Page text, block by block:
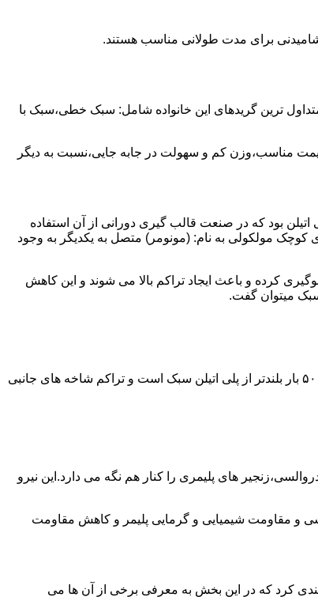
برای مدت طولانی مناسب هستند.
شود و مقدار 85 درصد بازار این صنعت را در اختیار دارد.متداول ترین گریدهای این خانواده شامل: سبک خطی،سبک با
مناسب،وزن کم و سهولت در جابه جایی،نسبت به دیگر
سبک نخستین عضو خانواده پلی اتیلن بود که در صنعت قالب گیری دورانی از آن استفاده
کوچک مولکولی به نام: (مونومر) متصل به یکدیگر به وجود
کرده و باعث ایجاد تراکم بالا می شوند و این کاهش
پلی اتیلن سنگین مثل پلی اتیلن سبک از اتم های هیدروژن و کربن تشکیل می شود.فرق در این مورد می باشد که طول زنجیره های پلی اتیلن سنگین ۵۰ بار بلندتر از پلی اتیلن سبک است و تراکم شاخه های جانبی
های پلیمری را کنار هم نگه می دارد.این نیرو
و مقاومت شیمیایی و گرمایی پلیمر و کاهش مقاومت
کرد که در این بخش به معرفی برخی از آن ها می